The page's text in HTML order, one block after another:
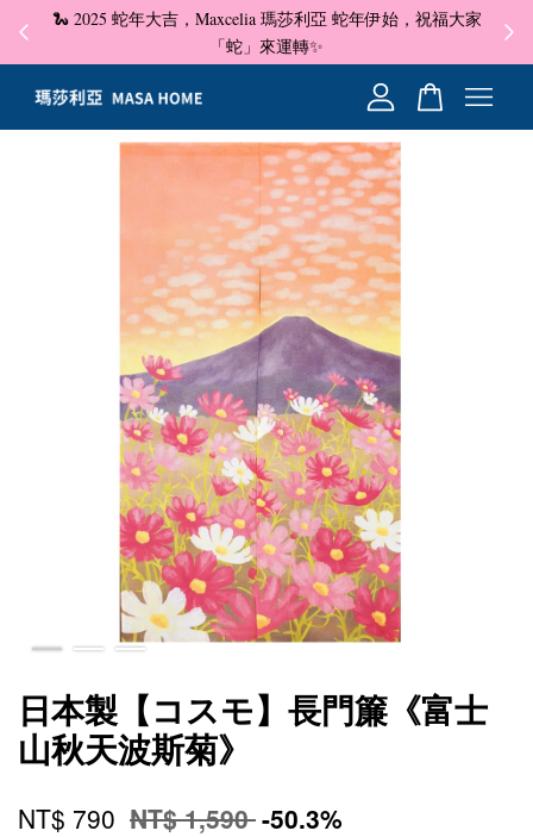
🐍 2025 蛇年大吉，Maxcelia 瑪莎利亞 蛇年伊始，祝福大家
「蛇」來運轉✨
✦
日本製【コスモ】長門簾《富士
山秋天波斯菊》
NT$ 790 NT$ 1,590-50.3%
您的購物車目前還是空的。
繼續購物